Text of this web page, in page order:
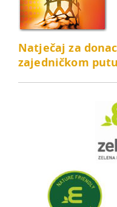
Natječaj za
zajedničkom